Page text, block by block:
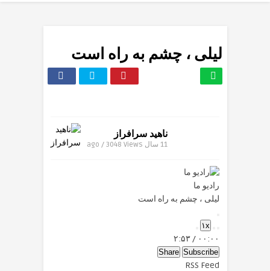
لیلی ، چشم به راه است
ناهید سرافراز
11 سال ago / 3048 Views
رادیو ما
لیلی ، چشم به راه است
Play
Episode
Mute/Unmute
Episode
Rewind
10
Seconds
۱x
Forward
30
seconds
۰۰:۰۰ / ۲:۵۳
Subscribe
Share
RSS Feed